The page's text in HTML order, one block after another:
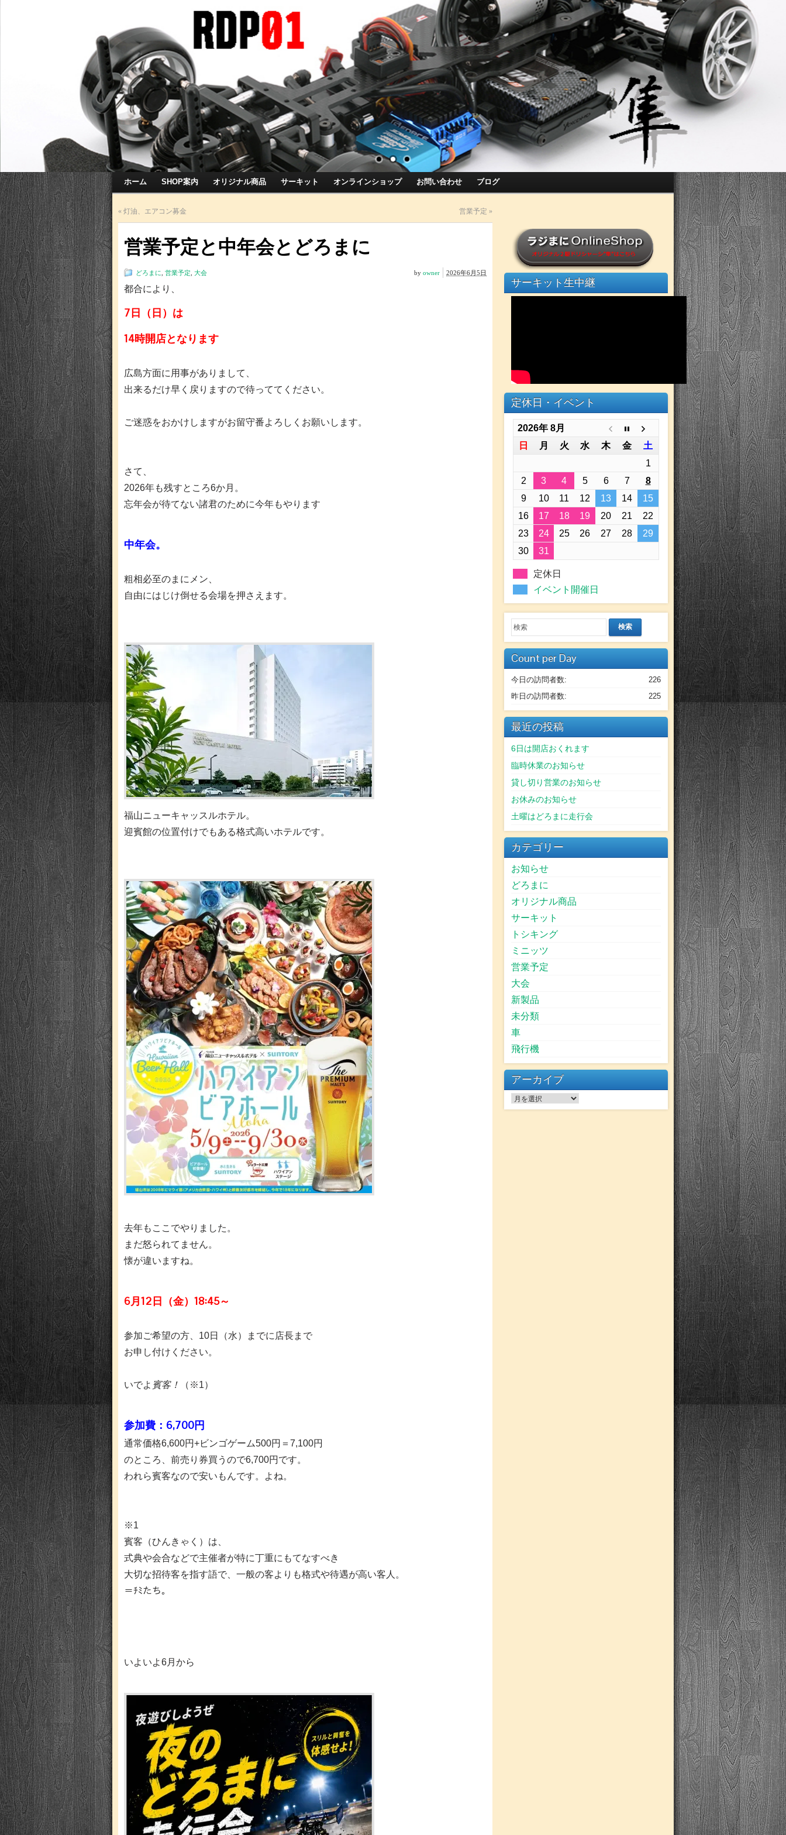
ホーム SHOP案内 オリジナル商品 サーキット オンラインショップ お問い合わせ ブログ
« 灯油、エアコン募金 営業予定 »
営業予定と中年会とどろまに
どろまに 営業予定 大会 2026年6月5日
by owner
都合により、
7日（日）は
14時開店となります
広島方面に用事がありまして、
出来るだけ早く戻りますので待っててください。
ご迷惑をおかけしますがお留守番よろしくお願いします。
さて、
2026年も残すところ6か月。
忘年会が待てない諸君のために今年もやります
中年会。
粗相必至のまにメン、
自由にはじけ倒せる会場を押さえます。
福山ニューキャッスルホテル。
迎賓館の位置付けでもある格式高いホテルです。
去年もここでやりました。
まだ怒られてません。
懐が違いますね。
6月12日（金）18:45～
参加ご希望の方、10日（水）までに店長まで
お申し付けください。
いでよ 賓客！ （※1）
参加費：6,700円
通常価格6,600円+ビンゴゲーム500円＝7,100円
のところ、前売り券買うので6,700円です。
われら賓客なので安いもんです。よね。
※1
賓客（ひんきゃく）は、
式典や会合などで主催者が特に丁重にもてなすべき
大切な招待客を指す語で、一般の客よりも格式や待遇が高い客人。
＝ﾁﾐたち。
いよいよ6月から
サーキット生中継
定休日・イベント
2026年 8月
日
月 火 水 木 金
土
1
2
3 4 5 6 7
8
9
10 11 12 13 14
15
16
17 18 19 20 21
22
23
24 25 26 27 28
29
30
31
定休日
イベント開催日
検索
Count per Day
226
今日の訪問者数:
225
昨日の訪問者数:
最近の投稿
6日は開店おくれます
臨時休業のお知らせ
貸し切り営業のお知らせ
お休みのお知らせ
土曜はどろまに走行会
カテゴリー
お知らせ
どろまに
オリジナル商品
サーキット
トシキング
ミニッツ
営業予定
大会
新製品
未分類
車
飛行機
アーカイブ
ア
ー